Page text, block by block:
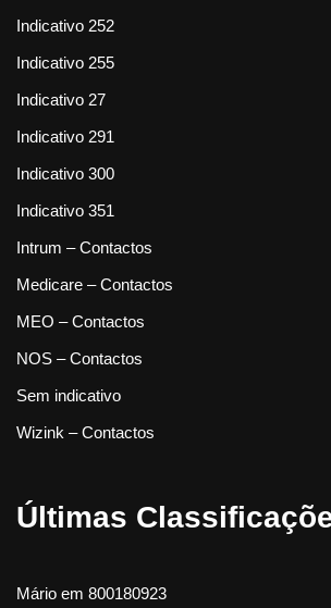
Indicativo 252
Indicativo 255
Indicativo 27
Indicativo 291
Indicativo 300
Indicativo 351
Intrum – Contactos
Medicare – Contactos
MEO – Contactos
NOS – Contactos
Sem indicativo
Wizink – Contactos
Últimas
Mário em 800180923